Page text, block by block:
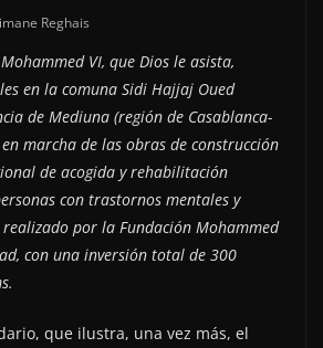
Reghais
VI, que Dios le asista,
en la comuna Sidi Hajjaj Oued
de Mediuna (región de Casablanca-
marcha de las obras de construcción
de acogida y rehabilitación
con trastornos mentales y
realizado por la Fundación Mohammed
con una inversión total de 300
que ilustra, una vez más, el